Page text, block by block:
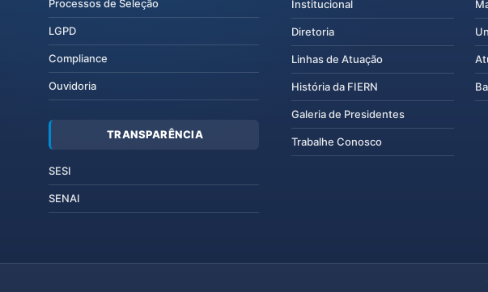
Processos de Seleção
LGPD
Compliance
Ouvidoria
TRANSPARÊNCIA
SESI
SENAI
Institucional
Diretoria
Linhas de Atuação
História da FIERN
Galeria de Presidentes
Trabalhe Conosco